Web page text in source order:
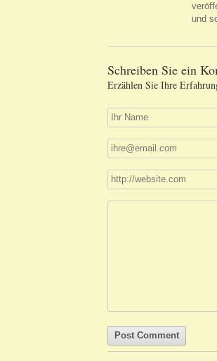
und
Schreiben Sie ein
Erzählen Sie Ihre